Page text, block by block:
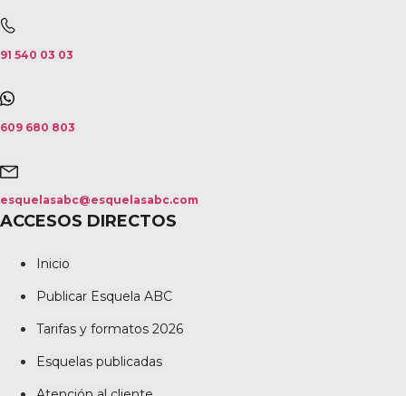
91 540 03 03
609 680 803
esquelasabc@esquelasabc.com
ACCESOS DIRECTOS
Inicio
Publicar Esquela ABC
Tarifas y formatos 2026
Esquelas publicadas